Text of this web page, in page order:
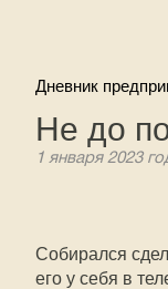
Дневник
Не до
1 января 2023
Собирался
его у себя в